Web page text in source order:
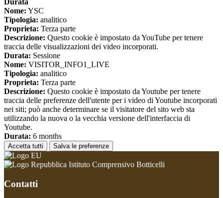
Durata
Nome: YSC
Tipologia: analitico
Proprieta: Terza parte
Descrizione: Questo cookie è impostato da YouTube per tenere
traccia delle visualizzazioni dei video incorporati.
Durata: Sessione
Nome: VISITOR_INFO1_LIVE
Tipologia: analitico
Proprieta: Terza parte
Descrizione: Questo cookie è impostato da Youtube per tenere
traccia delle preferenze dell'utente per i video di Youtube incorporati
nei siti; può anche determinare se il visitatore del sito web sta
utilizzando la nuova o la vecchia versione dell'interfaccia di
Youtube.
Durata: 6 months
Accetta tutti Salva le preferenze
Istituto Comprensivo Botticelli
Contatti